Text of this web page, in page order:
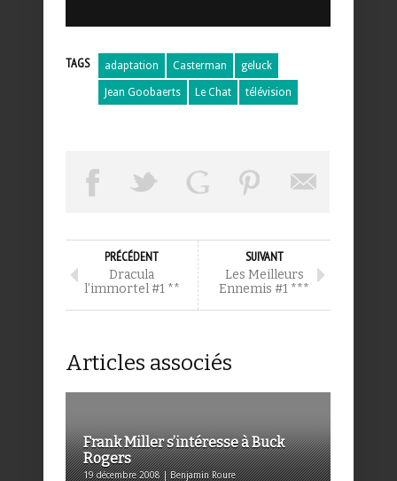
TAGS adaptation Casterman geluck
Jean Goobaerts Le Chat télévision
PRÉCÉDENT
Dracula
l’immortel #1 **
SUIVANT
Les Meilleurs
Ennemis #1 ***
Articles associés
Frank Miller s’intéresse à Buck
Rogers
19 décembre 2008 | Benjamin Roure